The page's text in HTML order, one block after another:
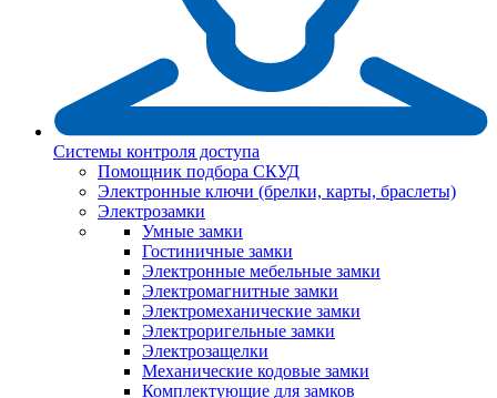
Системы контроля доступа
Помощник подбора СКУД
Электронные ключи (брелки, карты, браслеты)
Электрозамки
Умные замки
Гостиничные замки
Электронные мебельные замки
Электромагнитные замки
Электромеханические замки
Электроригельные замки
Электрозащелки
Механические кодовые замки
Комплектующие для замков